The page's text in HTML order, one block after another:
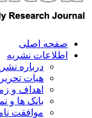
صفحه اصلی
اطلاعات نشریه
درباره
هیات
اهداف و
بانک ها و
موافقت